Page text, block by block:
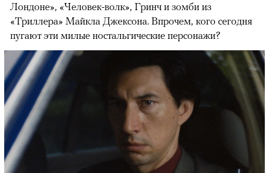
Лондоне», «Человек-волк», Гринч и зомби из
«Триллера» Майкла Джексона. Впрочем, кого сегодня
пугают эти милые ностальгические персонажи?